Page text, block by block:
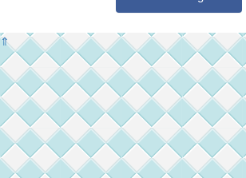
⇑